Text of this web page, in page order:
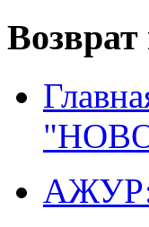
АЖУР: